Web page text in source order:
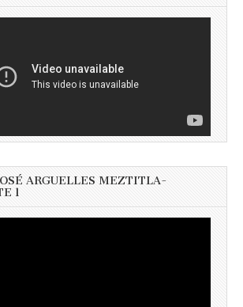
ARGUELLES MEZTITLA-
1